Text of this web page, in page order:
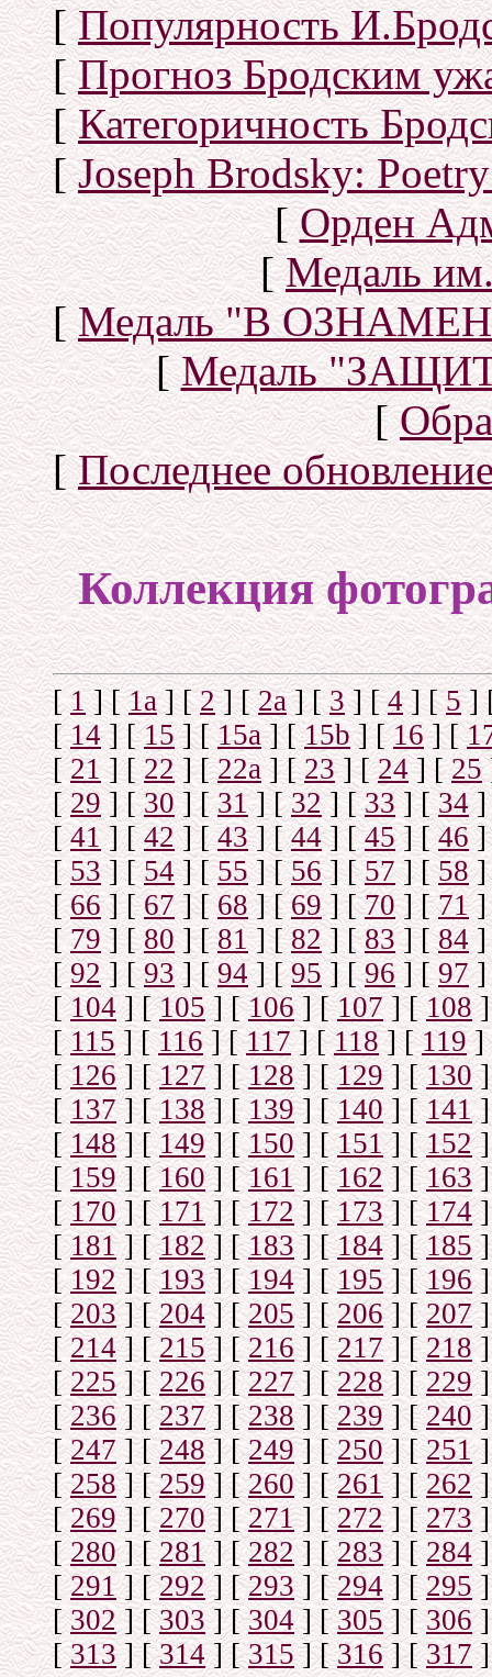
[Популярность
[Прогноз Бродским
[Категоричность
[Joseph Brodsky:
[Орден
[Медаль
[Медаль "В
[Медаль
[
[Последнее
Коллекция
[1] [1а] [2] [2а] [3] [4] [5]
[14] [15] [15a] [15b] [16] [
[21] [22 ] [22a] [23] [24] [25
[29] [30] [31] [32] [33] [34]
[41] [42] [43] [44] [45] [46]
[53] [54] [55] [56] [57] [58]
[66] [67] [68] [69] [70] [71]
[79] [80] [81] [82] [83] [84]
[92] [93] [94] [95] [96] [97]
[104] [105] [106] [107] [108]
[115] [116] [117] [118] [119]
[126] [127] [128] [129] [130]
[137] [138] [139] [140] [141]
[148] [149] [150] [151] [152]
[159] [160] [161] [162] [ 163]
[170] [171] [172] [173] [174]
[181] [182] [183] [184] [185]
[192] [193] [194] [195] [196]
[203] [204] [205] [206] [207]
[214] [215] [216] [217] [ 218]
[225] [226] [227] [228] [229]
[236] [237] [238] [239] [240]
[247] [248] [249] [250] [251]
[258] [259] [260] [261] [262]
[269] [270] [271] [272] [273]
[280] [281] [282] [283] [284]
[291] [292] [293] [294] [ 295]
[302] [303] [304] [305] [306]
[313] [314] [315] [316] [317]